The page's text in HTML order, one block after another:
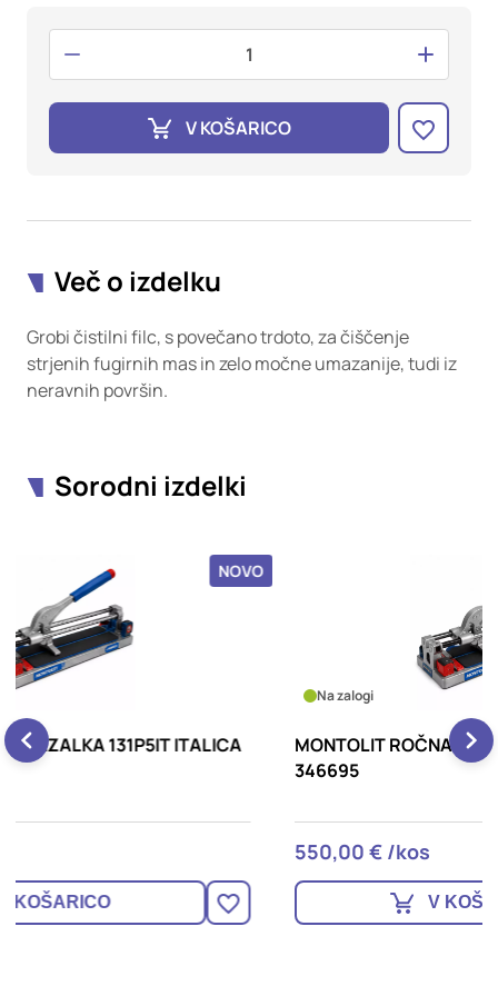
V KOŠARICO
Več o izdelku
Grobi čistilni filc, s povečano trdoto, za čiščenje
strjenih fugirnih mas in zelo močne umazanije, tudi iz
neravnih površin.
Sorodni izdelki
MONTOLIT ROČNA REZALKA 81P5IT ITALICA
V KOŠARICO
vaših interesov, ki ga nato uporabijo za prikazovanje ustreznih
oglasov na drugih spletnih mestih. Pri delu uporabljajo
edinstveno prepoznavanje vašega brskalnika in naprave. Če
ciljnega spletnega oglaševanja.